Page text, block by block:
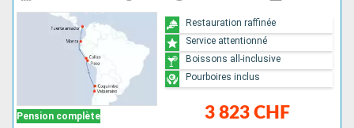
Pension complète 3 823 CHF
Restauration raffinée
Service attentionné
Boissons all-inclusive
Pourboires inclus